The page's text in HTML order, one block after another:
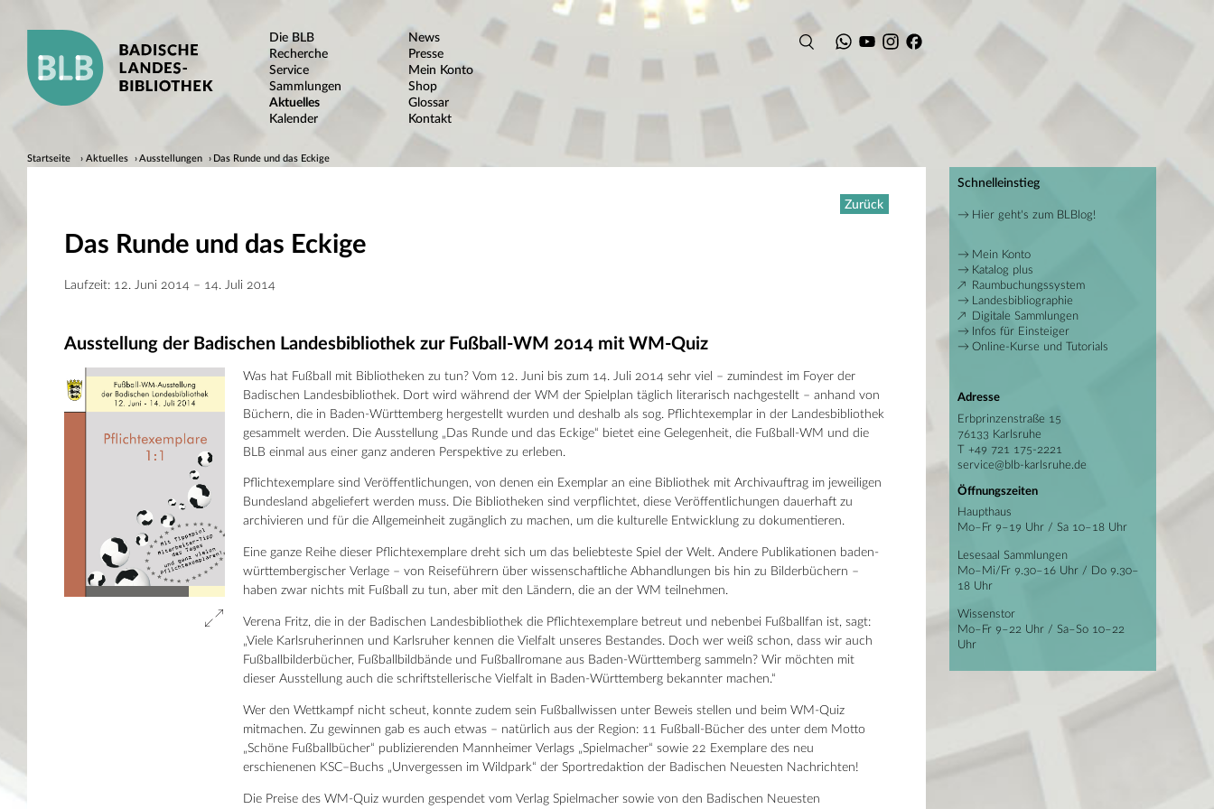
Die BLB
Recherche
Service
Sammlungen
Aktuelles
Kalender
News
Presse
Mein Konto
Shop
Glossar
Kontakt
Startseite Aktuelles Ausstellungen Das Runde und das Eckige
Zurück
Das Runde und das Eckige
Laufzeit: 12. Juni 2014 – 14. Juli 2014
Ausstellung der Badischen Landesbibliothek zur Fußball-WM 2014 mit WM-Quiz
Was hat Fußball mit Bibliotheken zu tun? Vom 12. Juni bis zum 14. Juli 2014 sehr viel – zumindest im Foyer der
Badischen Landesbibliothek. Dort wird während der WM der Spielplan täglich literarisch nachgestellt – anhand von
Büchern, die in Baden-Württemberg hergestellt wurden und deshalb als sog. Pflichtexemplar in der Landesbibliothek
gesammelt werden. Die Ausstellung „Das Runde und das Eckige“ bietet eine Gelegenheit, die Fußball-WM und die
BLB einmal aus einer ganz anderen Perspektive zu erleben.
Pflichtexemplare sind Veröffentlichungen, von denen ein Exemplar an eine Bibliothek mit Archivauftrag im jeweiligen
Bundesland abgeliefert werden muss. Die Bibliotheken sind verpflichtet, diese Veröffentlichungen dauerhaft zu
archivieren und für die Allgemeinheit zugänglich zu machen, um die kulturelle Entwicklung zu dokumentieren.
Eine ganze Reihe dieser Pflichtexemplare dreht sich um das beliebteste Spiel der Welt. Andere Publikationen baden-
württembergischer Verlage – von Reiseführern über wissenschaftliche Abhandlungen bis hin zu Bilderbüchern –
haben zwar nichts mit Fußball zu tun, aber mit den Ländern, die an der WM teilnehmen.
Verena Fritz, die in der Badischen Landesbibliothek die Pflichtexemplare betreut und nebenbei Fußballfan ist, sagt:
„Viele Karlsruherinnen und Karlsruher kennen die Vielfalt unseres Bestandes. Doch wer weiß schon, dass wir auch
Fußballbilderbücher, Fußballbildbände und Fußballromane aus Baden-Württemberg sammeln? Wir möchten mit
dieser Ausstellung auch die schriftstellerische Vielfalt in Baden-Württemberg bekannter machen.“
Wer den Wettkampf nicht scheut, konnte zudem sein Fußballwissen unter Beweis stellen und beim WM-Quiz
mitmachen. Zu gewinnen gab es auch etwas – natürlich aus der Region: 11 Fußball-Bücher des unter dem Motto
„Schöne Fußballbücher“ publizierenden Mannheimer Verlags „Spielmacher“ sowie 22 Exemplare des neu
erschienenen KSC–Buchs „Unvergessen im Wildpark“ der Sportredaktion der Badischen Neuesten Nachrichten!
Die Preise des WM-Quiz wurden gespendet vom Verlag Spielmacher sowie von den Badischen Neuesten
Schnelleinstieg
Hier geht's zum BLBlog!
Mein Konto
Katalog plus
Raumbuchungssystem
Landesbibliographie
Digitale Sammlungen
Infos für Einsteiger
Online-Kurse und Tutorials
Adresse
Erbprinzenstraße 15
76133 Karlsruhe
T +49 721 175-2221
service@blb-karlsruhe.de
Öffnungszeiten
Haupthaus
Mo–Fr 9–19 Uhr / Sa 10–18 Uhr
Lesesaal Sammlungen
Mo–Mi/Fr 9.30–16 Uhr / Do 9.30–
18 Uhr
Wissenstor
Mo–Fr 9–22 Uhr / Sa–So 10–22
Uhr